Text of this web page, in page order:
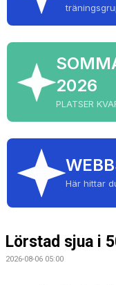
2026
PLATSER
Här hittar
Lörstad sjua i
2026-08-06 05:00